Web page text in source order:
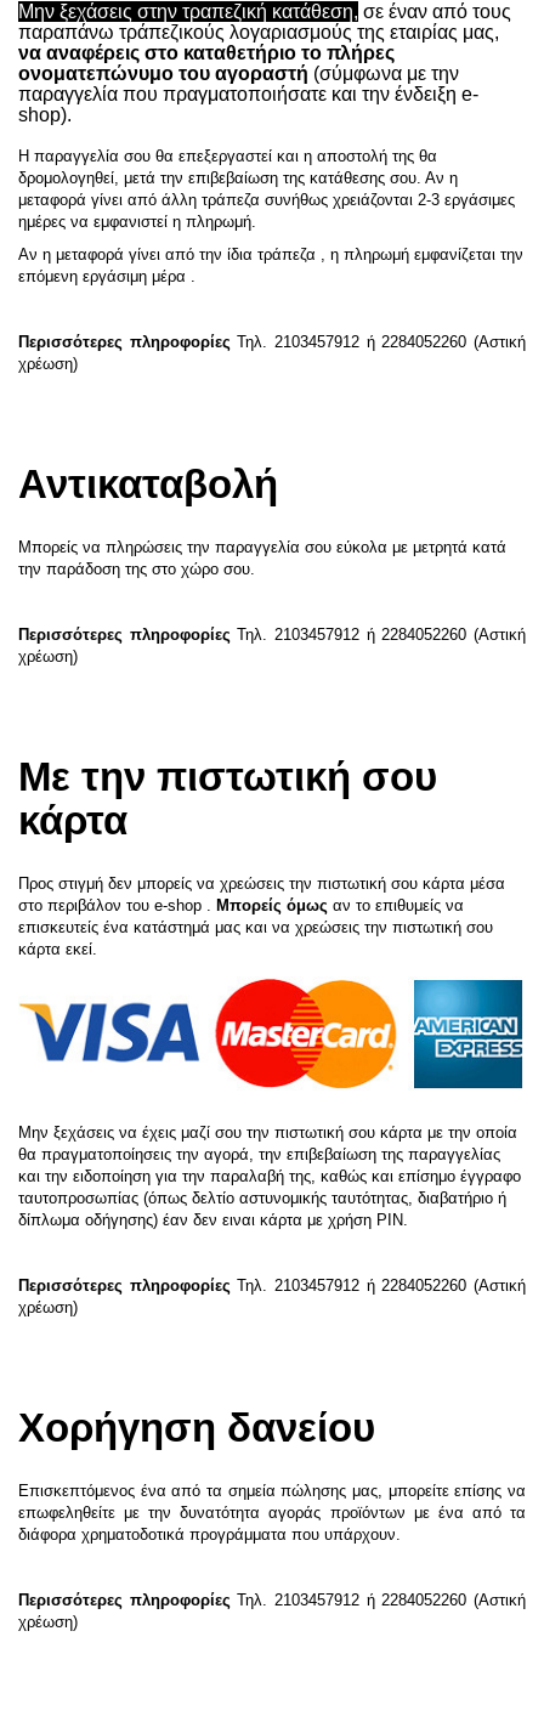
Μην ξεχάσεις στην τραπεζική κατάθεση, σε έναν από τους
παραπάνω τράπεζικούς λογαριασμούς της εταιρίας μας,
να αναφέρεις στο καταθετήριο το πλήρες
ονοματεπώνυμο του αγοραστή (σύμφωνα με την
παραγγελία που πραγματοποιήσατε και την ένδειξη e-
shop).
Η παραγγελία σου θα επεξεργαστεί και η αποστολή της θα
δρομολογηθεί, μετά την επιβεβαίωση της κατάθεσης σου. Αν η
μεταφορά γίνει από άλλη τράπεζα συνήθως χρειάζονται 2-3 εργάσιμες
ημέρες να εμφανιστεί η πληρωμή.
Αν η μεταφορά γίνει από την ίδια τράπεζα , η πληρωμή εμφανίζεται την
επόμενη εργάσιμη μέρα .
Περισσότερες πληροφορίες Τηλ. 2103457912 ή 2284052260 (Αστική
χρέωση)
Αντικαταβολή
Μπορείς να πληρώσεις την παραγγελία σου εύκολα με μετρητά κατά
την παράδοση της στο χώρο σου.
Περισσότερες πληροφορίες Τηλ. 2103457912 ή 2284052260 (Αστική
χρέωση)
Με την πιστωτική σου
κάρτα
Προς στιγμή δεν μπορείς να χρεώσεις την πιστωτική σου κάρτα μέσα
στο περιβάλον του e-shop . Μπορείς όμως αν το επιθυμείς να
επισκευτείς ένα κατάστημά μας και να χρεώσεις την πιστωτική σου
κάρτα εκεί.
Μην ξεχάσεις να έχεις μαζί σου την πιστωτική σου κάρτα με την οποία
θα πραγματοποίησεις την αγορά, την επιβεβαίωση της παραγγελίας
και την ειδοποίηση για την παραλαβή της, καθώς και επίσημο έγγραφο
ταυτοπροσωπίας (όπως δελτίο αστυνομικής ταυτότητας, διαβατήριο ή
δίπλωμα οδήγησης) έαν δεν ειναι κάρτα με χρήση PIN.
Περισσότερες πληροφορίες Τηλ. 2103457912 ή 2284052260 (Αστική
χρέωση)
Χορήγηση δανείου
Επισκεπτόμενος ένα από τα σημεία πώλησης μας, μπορείτε επίσης να
επωφεληθείτε με την δυνατότητα αγοράς προϊόντων με ένα από τα
διάφορα χρηματοδοτικά προγράμματα που υπάρχουν.
Περισσότερες πληροφορίες Τηλ. 2103457912 ή 2284052260 (Αστική
χρέωση)